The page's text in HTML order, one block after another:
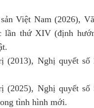
Việt Nam (2026),
lần thứ XIV (định
(2013), Nghị quyết số
(2025), Nghị quyết số
tình hình mới.